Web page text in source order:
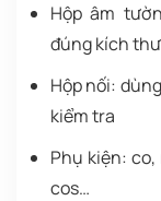
Hộp âm
đúng kích
Hộp nối:
kiểm tra
Phụ kiện:
cos…